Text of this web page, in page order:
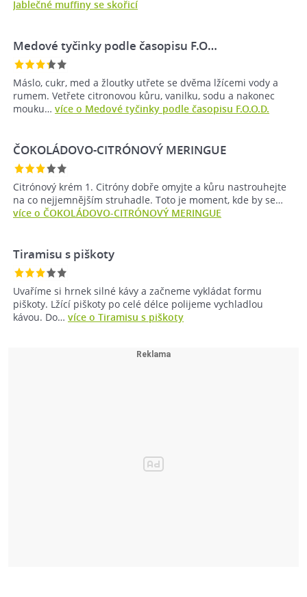
Jablečné muffiny se skořicí
Medové tyčinky podle časopisu F.O…
Máslo, cukr, med a žloutky utřete se dvěma lžícemi vody a
rumem. Vetřete citronovou kůru, vanilku, sodu a nakonec
mouku… více o Medové tyčinky podle časopisu F.O.O.D.
ČOKOLÁDOVO-CITRÓNOVÝ MERINGUE
Citrónový krém 1. Citróny dobře omyjte a kůru nastrouhejte
na co nejjemnějším struhadle. Toto je moment, kde by se…
více o ČOKOLÁDOVO-CITRÓNOVÝ MERINGUE
Tiramisu s piškoty
Uvaříme si hrnek silné kávy a začneme vykládat formu
piškoty. Lžící piškoty po celé délce polijeme vychladlou
kávou. Do… více o Tiramisu s piškoty